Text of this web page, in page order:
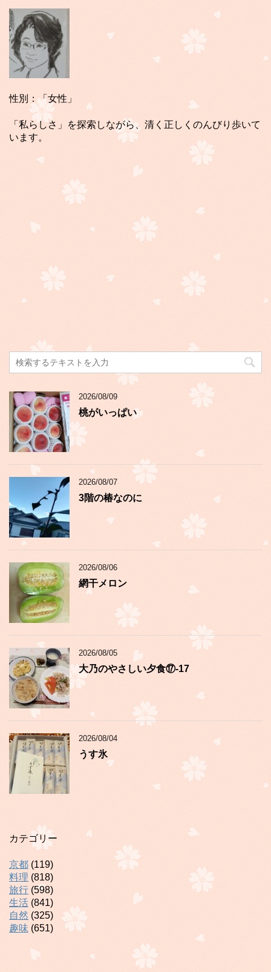
性別：「女性」
「私らしさ」を探索しながら、清く正しくのんびり歩いて
います。
2026/08/09
桃がいっぱい
2026/08/07
3階の椿なのに
2026/08/06
網干メロン
2026/08/05
大乃のやさしい夕食⑰-17
2026/08/04
うす氷
カテゴリー
京都 (119)
料理 (818)
旅行 (598)
生活 (841)
自然 (325)
趣味 (651)